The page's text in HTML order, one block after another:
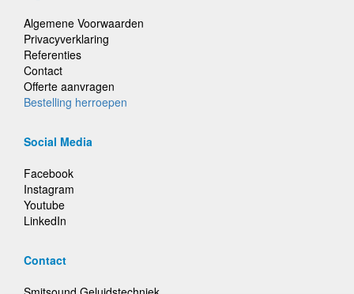
Algemene Voorwaarden
Privacyverklaring
Referenties
Contact
Offerte aanvragen
Bestelling herroepen
Social Media
Facebook
Instagram
Youtube
LinkedIn
Contact